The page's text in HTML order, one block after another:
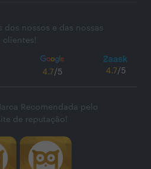
dos nossos e das nossas
clientes!
4.7/5 4.7/5
Recomendada pelo
de reputação!